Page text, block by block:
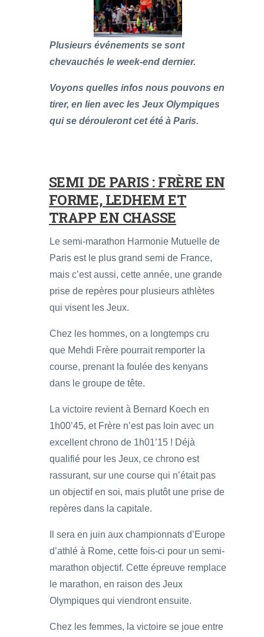
Plusieurs événements se sont
chevauchés le week-end dernier.
Voyons quelles infos nous pouvons en
tirer, en lien avec les Jeux Olympiques
qui se dérouleront cet été à Paris.
SEMI DE PARIS : FRÈRE EN
FORME, LEDHEM ET
TRAPP EN CHASSE
Le semi-marathon Harmonie Mutuelle de
Paris est le plus grand semi de France,
mais c’est aussi, cette année, une grande
prise de repères pour plusieurs athlètes
qui visent les Jeux.
Chez les hommes, on a longtemps cru
que Mehdi Frère pourrait remporter la
course, prenant la foulée des kenyans
dans le groupe de tête.
La victoire revient à Bernard Koech en
1h00’45, et Frère n’est pas loin avec un
excellent chrono de 1h01’15 ! Déjà
qualifié pour les Jeux, ce chrono est
rassurant, sur une course qui n’était pas
un objectif en soi, mais plutôt une prise de
repères dans la capitale.
Il sera en juin aux championnats d’Europe
d’athlé à Rome, cette fois-ci pour un semi-
marathon objectif. Cette épreuve remplace
le marathon, en raison des Jeux
Olympiques qui viendront ensuite.
Chez les femmes, la victoire se joue entre